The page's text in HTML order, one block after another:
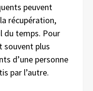
peuvent
récupération,
du temps. Pour
souvent plus
d’une personne
par l’autre.